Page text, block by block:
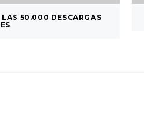
50.000 DESCARGAS